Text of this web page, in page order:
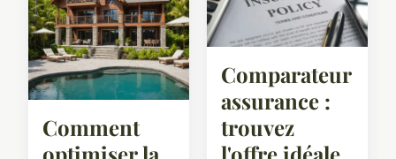
Comment
Comparateur
assurance :
trouvez